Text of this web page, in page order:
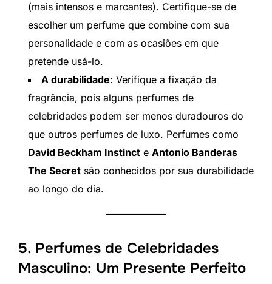
(mais intensos e marcantes). Certifique-se de
escolher um perfume que combine com sua
personalidade e com as ocasiões em que
pretende usá-lo.
A durabilidade: Verifique a fixação da
fragrância, pois alguns perfumes de
celebridades podem ser menos duradouros do
que outros perfumes de luxo. Perfumes como
David Beckham Instinct e Antonio Banderas
The Secret são conhecidos por sua durabilidade
ao longo do dia.
5. Perfumes de Celebridades
Masculino: Um Presente Perfeito